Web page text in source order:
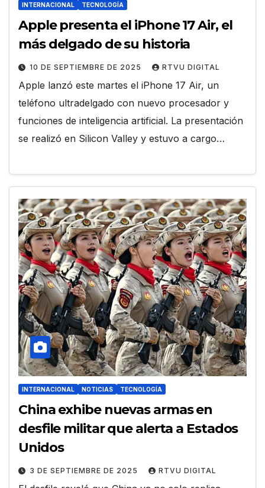
INTERNACIONAL TECNOLOGÍA
Apple presenta el iPhone 17 Air, el
más delgado de su historia
10 DE SEPTIEMBRE DE 2025 RTVU DIGITAL
Apple lanzó este martes el iPhone 17 Air, un
teléfono ultradelgado con nuevo procesador y
funciones de inteligencia artificial. La presentación
se realizó en Silicon Valley y estuvo a cargo…
INTERNACIONAL NOTICIAS TECNOLOGÍA
China exhibe nuevas armas en
desfile militar que alerta a Estados
Unidos
3 DE SEPTIEMBRE DE 2025 RTVU DIGITAL